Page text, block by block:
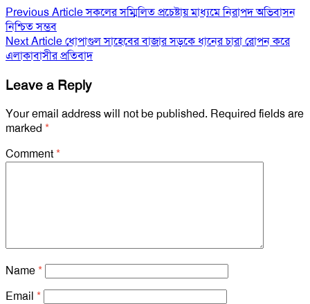
Previous Article সকলের সম্মিলিত প্রচেষ্টায় মাধ্যমে নিরাপদ অভিবাসন
নিশ্চিত সম্ভব
Next Article ধোপাগুল সাহেবের বাজার সড়কে ধানের চারা রোপন করে
এলাকাবাসীর প্রতিবাদ
Leave a Reply
Your email address will not be published. Required fields are
marked *
Comment *
Name *
Email *